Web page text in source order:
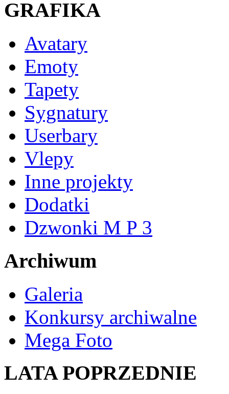
GRAFIKA
Avatary
Emoty
Tapety
Sygnatury
Userbary
Vlepy
Inne projekty
Dodatki
Dzwonki M P 3
Archiwum
Galeria
Konkursy archiwalne
Mega Foto
LATA POPRZEDNIE